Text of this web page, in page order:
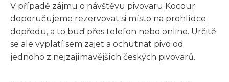
V případě zájmu o návštěvu pivovaru Kocour
doporučujeme rezervovat si místo na prohlídce
dopředu, a to buď přes telefon nebo online. Určitě
se ale vyplatí sem zajet a ochutnat pivo od
jednoho z nejzajímavějších českých pivovarů.